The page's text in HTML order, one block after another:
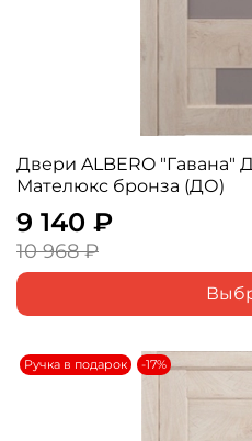
Двери ALBERO "Гавана"
Мателюкс бронза (ДО)
9 140 ₽
10 968 ₽
Ручка в подарок -17%